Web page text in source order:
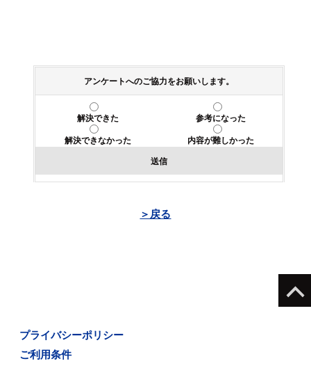
アンケートへのご協力をお願いします。
解決できた
参考になった
解決できなかった
内容が難しかった
送信
＞戻る
プライバシーポリシー
ご利用条件